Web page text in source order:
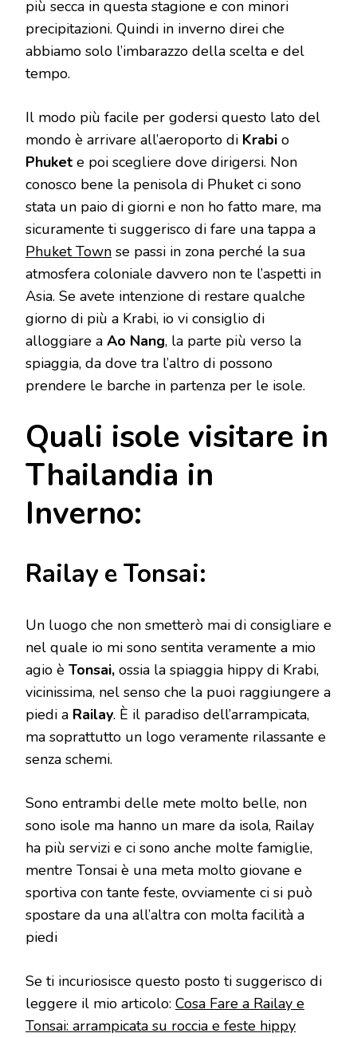
più secca in questa stagione e con minori
precipitazioni. Quindi in inverno direi che
abbiamo solo l’imbarazzo della scelta e del
tempo.
Il modo più facile per godersi questo lato del
mondo è arrivare all’aeroporto di Krabi o
Phuket e poi scegliere dove dirigersi. Non
conosco bene la penisola di Phuket ci sono
stata un paio di giorni e non ho fatto mare, ma
sicuramente ti suggerisco di fare una tappa a
Phuket Town se passi in zona perché la sua
atmosfera coloniale davvero non te l’aspetti in
Asia. Se avete intenzione di restare qualche
giorno di più a Krabi, io vi consiglio di
alloggiare a Ao Nang, la parte più verso la
spiaggia, da dove tra l’altro di possono
prendere le barche in partenza per le isole.
Quali isole visitare in
Thailandia in
Inverno:
Railay e Tonsai:
Un luogo che non smetterò mai di consigliare e
nel quale io mi sono sentita veramente a mio
agio è Tonsai, ossia la spiaggia hippy di Krabi,
vicinissima, nel senso che la puoi raggiungere a
piedi a Railay. È il paradiso dell’arrampicata,
ma soprattutto un logo veramente rilassante e
senza schemi.
Sono entrambi delle mete molto belle, non
sono isole ma hanno un mare da isola, Railay
ha più servizi e ci sono anche molte famiglie,
mentre Tonsai è una meta molto giovane e
sportiva con tante feste, ovviamente ci si può
spostare da una all’altra con molta facilità a
piedi
Se ti incuriosisce questo posto ti suggerisco di
leggere il mio articolo: Cosa Fare a Railay e
Tonsai: arrampicata su roccia e feste hippy